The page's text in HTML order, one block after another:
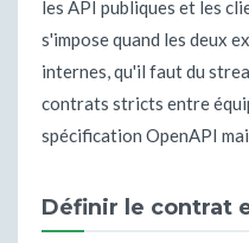
les API publiques et les
s'impose quand les deux
internes, qu'il faut du
contrats stricts entre
spécification OpenAPI
Définir le contrat